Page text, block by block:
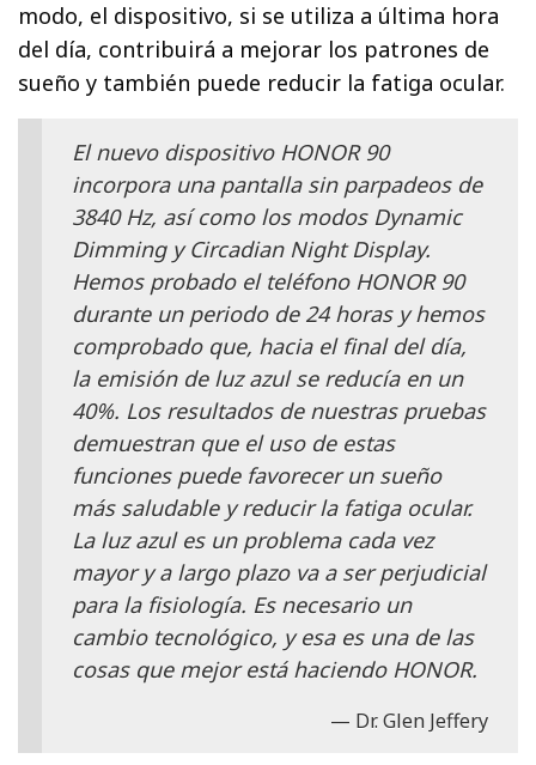
modo, el dispositivo, si se utiliza a última hora
del día, contribuirá a mejorar los patrones de
sueño y también puede reducir la fatiga ocular.
El nuevo dispositivo HONOR 90
incorpora una pantalla sin parpadeos de
3840 Hz, así como los modos Dynamic
Dimming y Circadian Night Display.
Hemos probado el teléfono HONOR 90
durante un periodo de 24 horas y hemos
comprobado que, hacia el final del día,
la emisión de luz azul se reducía en un
40%. Los resultados de nuestras pruebas
demuestran que el uso de estas
funciones puede favorecer un sueño
más saludable y reducir la fatiga ocular.
La luz azul es un problema cada vez
mayor y a largo plazo va a ser perjudicial
para la fisiología. Es necesario un
cambio tecnológico, y esa es una de las
cosas que mejor está haciendo HONOR.
Dr. Glen Jeffery